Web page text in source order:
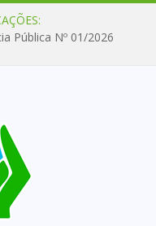
Pública Nº 01/2026